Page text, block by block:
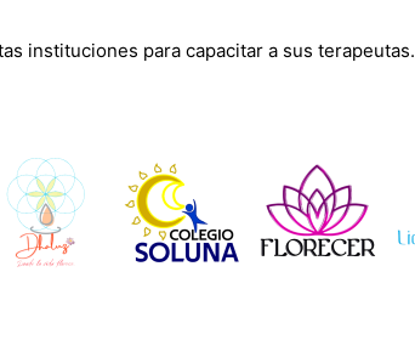
instituciones para capacitar a sus terapeutas.